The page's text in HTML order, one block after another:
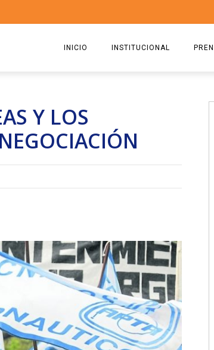
INICIO INSTITUCIONAL
COMISIÓN DIRECTIVA 2023-
RICARDO CIRIELLI
Y LOS